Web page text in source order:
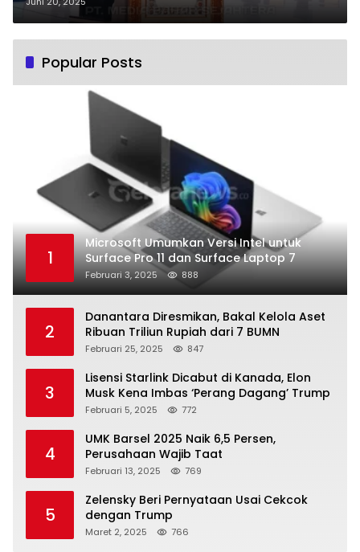
Popular Posts
1
Microsoft Umumkan Versi Intel untuk
Surface Pro 11 dan Surface Laptop 7
Februari 3, 2025 888
2
Danantara Diresmikan, Bakal Kelola Aset
Ribuan Triliun Rupiah dari 7 BUMN
Februari 25, 2025 847
3
Lisensi Starlink Dicabut di Kanada, Elon
Musk Kena Imbas ‘Perang Dagang’ Trump
Februari 5, 2025 772
4
UMK Barsel 2025 Naik 6,5 Persen,
Perusahaan Wajib Taat
Februari 13, 2025 769
5
Zelensky Beri Pernyataan Usai Cekcok
dengan Trump
Maret 2, 2025 766